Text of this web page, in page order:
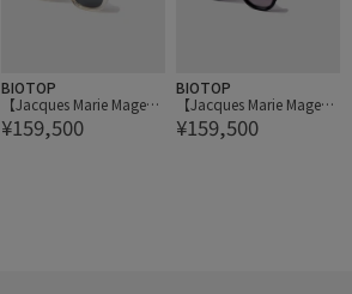
BIOTOP
【Jacques Marie Mage】
DEALAN
¥159,500
BIOTOP
【Jacques Marie Mage】
CHELSEA
¥159,500